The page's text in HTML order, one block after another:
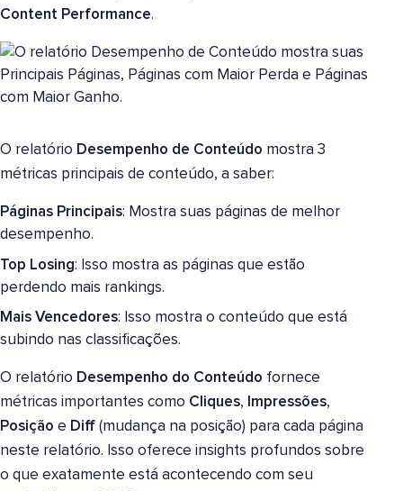
Content Performance.
O relatório Desempenho de Conteúdo mostra 3
métricas principais de conteúdo, a saber:
Páginas Principais: Mostra suas páginas de melhor
desempenho.
Top Losing: Isso mostra as páginas que estão
perdendo mais rankings.
Mais Vencedores: Isso mostra o conteúdo que está
subindo nas classificações.
O relatório Desempenho do Conteúdo fornece
métricas importantes como Cliques, Impressões,
Posição e Diff (mudança na posição) para cada página
neste relatório. Isso oferece insights profundos sobre
o que exatamente está acontecendo com seu